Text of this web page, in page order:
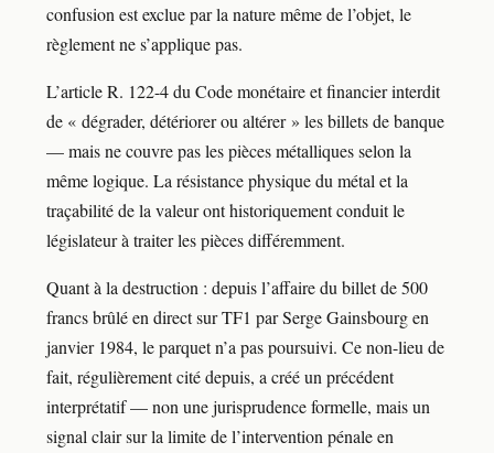
confusion est exclue par la nature même de l’objet, le
règlement ne s’applique pas.
L’article R. 122-4 du Code monétaire et financier interdit
de « dégrader, détériorer ou altérer » les billets de banque
— mais ne couvre pas les pièces métalliques selon la
même logique. La résistance physique du métal et la
traçabilité de la valeur ont historiquement conduit le
législateur à traiter les pièces différemment.
Quant à la destruction : depuis l’affaire du billet de 500
francs brûlé en direct sur TF1 par Serge Gainsbourg en
janvier 1984, le parquet n’a pas poursuivi. Ce non-lieu de
fait, régulièrement cité depuis, a créé un précédent
interprétatif — non une jurisprudence formelle, mais un
signal clair sur la limite de l’intervention pénale en